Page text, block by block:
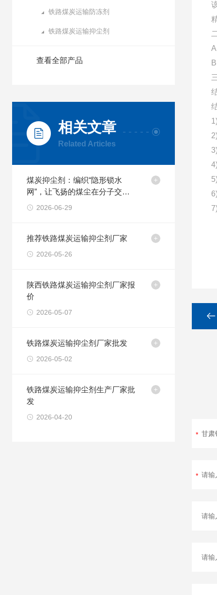
铁路煤炭运输防冻剂
铁路煤炭运输抑尘剂
查看全部产品
相关文章
Related Articles
煤炭抑尘剂：编织“隐形锁水
网”，让飞扬的煤尘在分子交联
中归于沉寂
2026-06-29
推荐铁路煤炭运输抑尘剂厂家
2026-05-26
陕西铁路煤炭运输抑尘剂厂家报
价
2026-05-07
铁路煤炭运输抑尘剂厂家批发
2026-05-02
铁路煤炭运输抑尘剂生产厂家批
发
2026-04-20